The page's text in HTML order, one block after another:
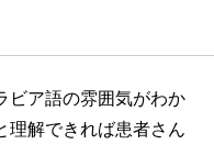
ビア語の雰囲気がわか
理解できれば患者さん